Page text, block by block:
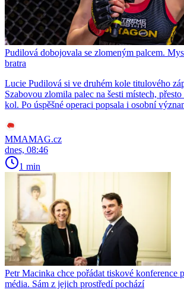
Pudilová dobojovala se zlomeným palcem.
bratra
Lucie Pudilová si ve druhém kole titulového
Szabovou zlomila palec na šesti místech,
kol. Po úspěšné operaci popsala i osobní
MMAMAG.cz
dnes, 08:46
1 min
Petr Macinka chce pořádat tiskové konference
média. Sám z jejich prostředí pochází